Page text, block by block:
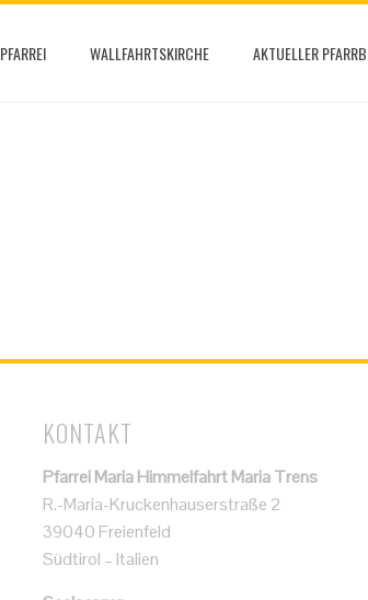
PFARREI WALLFAHRTSKIRCHE AKTUELLER
KONTAKT
Pfarrei Maria Himmelfahrt Maria Trens
R.-Maria-Kruckenhauserstraße 2
39040 Freienfeld
Südtirol – Italien